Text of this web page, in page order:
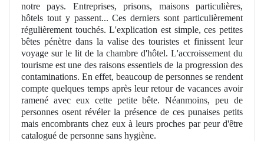
notre pays. Entreprises, prisons, maisons particulières,
hôtels tout y passent... Ces derniers sont particulièrement
régulièrement touchés. L'explication est simple, ces petites
bêtes pénètre dans la valise des touristes et finissent leur
voyage sur le lit de la chambre d'hôtel. L'accroissement du
tourisme est une des raisons essentiels de la progression des
contaminations. En effet, beaucoup de personnes se rendent
compte quelques temps après leur retour de vacances avoir
ramené avec eux cette petite bête. Néanmoins, peu de
personnes osent révéler la présence de ces punaises petits
mais encombrants chez eux à leurs proches par peur d'être
catalogué de personne sans hygiène.